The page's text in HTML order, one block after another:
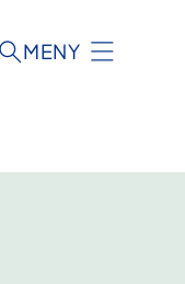
MENY